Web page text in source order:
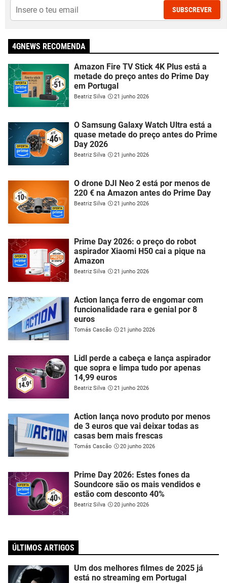
SUBSCREVER
4GNEWS RECOMENDA
Amazon Fire TV Stick 4K Plus está a
metade do preço antes do Prime Day
em Portugal
Beatriz Silva 21 junho 2026
O Samsung Galaxy Watch Ultra está a
quase metade do preço antes do Prime
Day 2026
Beatriz Silva 21 junho 2026
O drone DJI Neo 2 está por menos de
220 € na Amazon antes do Prime Day
Beatriz Silva 21 junho 2026
Prime Day 2026: o preço do robot
aspirador Xiaomi H50 cai a pique na
Amazon
Beatriz Silva 21 junho 2026
Action lança ferro de engomar com
funcionalidade rara e genial por 8
euros
Tomás Cascão 21 junho 2026
Lidl perde a cabeça e lança aspirador
que sopra e limpa tudo por apenas
14,99 euros
Beatriz Silva 21 junho 2026
Action lança novo produto por menos
de 3 euros que vai deixar todas as
casas bem mais frescas
Tomás Cascão 20 junho 2026
Prime Day 2026: Estes fones da
Soundcore são os mais vendidos e
estão com desconto 40%
Beatriz Silva 20 junho 2026
ÚLTIMOS ARTIGOS
Um dos melhores filmes de 2025 já
está no streaming em Portugal